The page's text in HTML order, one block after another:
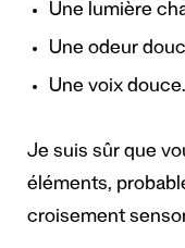
Une lumière
Une odeur
Une voix douce.
Je suis sûr que
éléments,
croisement